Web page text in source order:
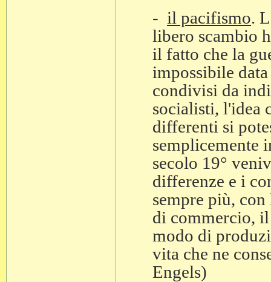
- il pacifismo.
libero scambio
il fatto che la
impossibile
condivisi da
socialisti, l'idea
differenti si
semplicemente
secolo 19°
differenze e i
sempre più,
di commercio,
modo di
vita che ne
Engels)